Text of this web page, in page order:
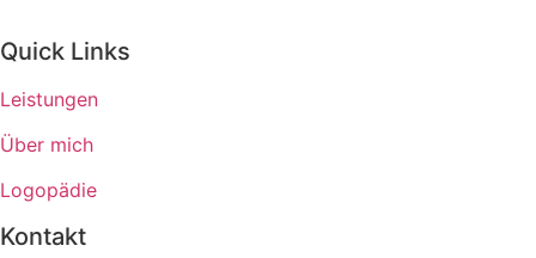
Quick Links
Leistungen
Über mich
Logopädie
Kontakt